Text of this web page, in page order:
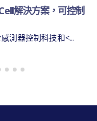
解決方案，可控制
測器控制科技和<...